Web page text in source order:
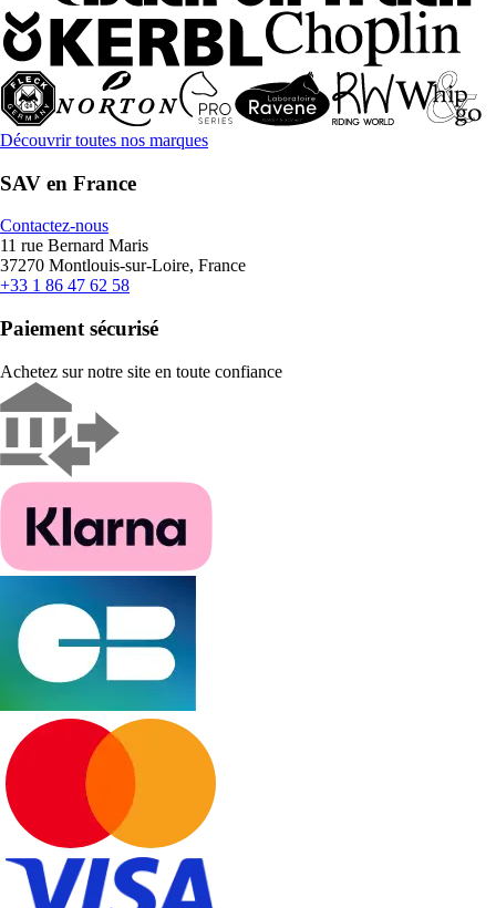
Découvrir toutes nos marques
SAV en France
Contactez-nous
11 rue Bernard Maris
37270 Montlouis-sur-Loire, France
+33 1 86 47 62 58
Paiement sécurisé
Achetez sur notre site en toute confiance